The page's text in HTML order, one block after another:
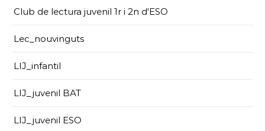
Club de lectura juvenil 1r i 2n d'ESO
Lec_nouvinguts
LIJ_infantil
LIJ_juvenil BAT
LIJ_juvenil ESO